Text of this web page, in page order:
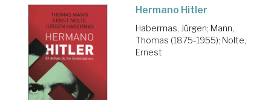
Hermano Hitler
Habermas, Jürgen; Mann,
Thomas (1875-1955); Nolte,
Ernest